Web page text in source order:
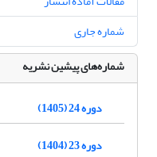
شماره جاری
شماره‌های پیشین نشریه
دوره 24 (1405)
دوره 23 (1404)